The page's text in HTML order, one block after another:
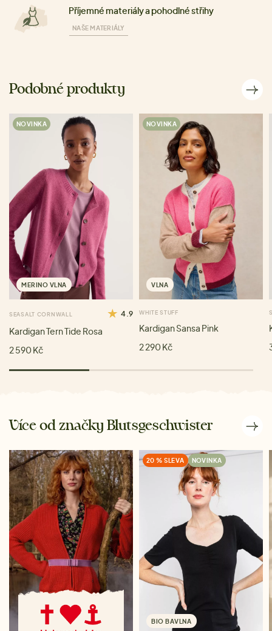
Příjemné materiály a pohodlné střihy
NAŠE MATERIÁLY
Podobné produkty
NOVINKA
MERINO VLNA
SEASALT CORNWALL 4.9
Kardigan Tern Tide Rosa
2 590 Kč
NOVINKA
VLNA
WHITE STUFF
Kardigan Sansa Pink
2 290 Kč
Více od značky Blutsgeschwister
20 % SLEVA NOVINKA
BIO BAVLNA